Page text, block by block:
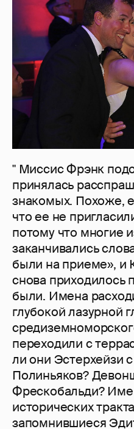
" Миссис Фрэнк
принялась
знакомых. Похоже,
что ее не
потому что многие
заканчивались
были на приеме», и
снова приходилось
были. Имена
глубокой лазурной
переходили с
ли они Эстерхейзи
Полиньяков?
Фрескобальди?
исторических
запомнившиеся